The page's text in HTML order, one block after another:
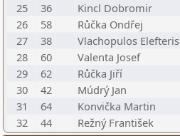
25
36 Kincl Dobromir
26
58 Růčka Ondřej
27
38 Vlachopulos Elefteris
28
60 Valenta Josef
29
62 Růčka Jiří
30
42 Múdrý Jan
31
64 Konvička Martin
32
44 Režný František